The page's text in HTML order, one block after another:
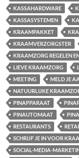
KASSAHARDWARE
KASSASYSTEMEN
KRAAMPAKKET
KRAAMVERZORGSTER
KRAAMZORG REGELEN
LIEVE KRAAMZORG
MEETING
MELD JE
NATUURLIJKE
PINAPPARAAT
PINAUTOMAAT
RESTAURANTS
SCHRIJF JE IN VOOR
SOCIAL-MEDIA-